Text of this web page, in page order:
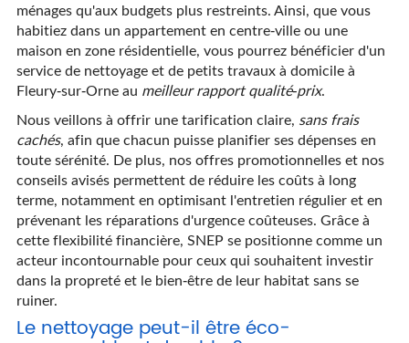
ménages qu'aux budgets plus restreints. Ainsi, que vous
habitiez dans un appartement en centre-ville ou une
maison en zone résidentielle, vous pourrez bénéficier d'un
service de nettoyage et de petits travaux à domicile à
Fleury-sur-Orne au meilleur rapport qualité-prix.
Nous veillons à offrir une tarification claire, sans frais
cachés, afin que chacun puisse planifier ses dépenses en
toute sérénité. De plus, nos offres promotionnelles et nos
conseils avisés permettent de réduire les coûts à long
terme, notamment en optimisant l'entretien régulier et en
prévenant les réparations d'urgence coûteuses. Grâce à
cette flexibilité financière, SNEP se positionne comme un
acteur incontournable pour ceux qui souhaitent investir
dans la propreté et le bien-être de leur habitat sans se
ruiner.
Le nettoyage peut-il être éco-